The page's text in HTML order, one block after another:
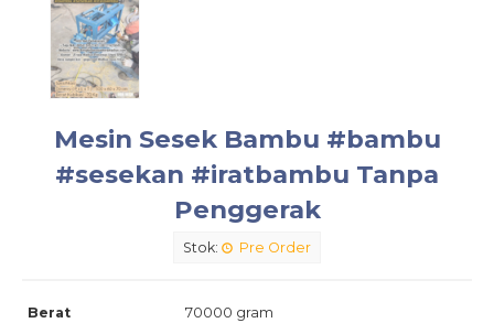
Mesin Sesek Bambu #bambu
#sesekan #iratbambu Tanpa
Penggerak
Stok: Pre Order
Berat 70000 gram